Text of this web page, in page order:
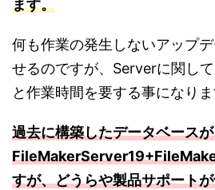
ます。
何も作業の発生しないアップ
せるのですが、Serverに関し
と作業時間を要する事になりま
過去に構築したデータベース
すが、どうらや製品サポート